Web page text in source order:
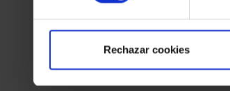
Rechazar cookies